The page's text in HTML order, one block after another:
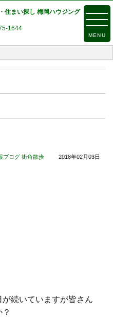
MENU
ブログ 街角散歩 2018年02月03日
続いていますが皆さん